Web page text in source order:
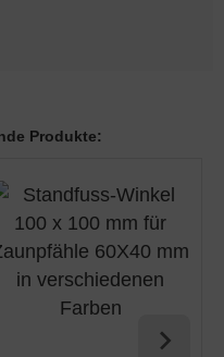
Produkte: